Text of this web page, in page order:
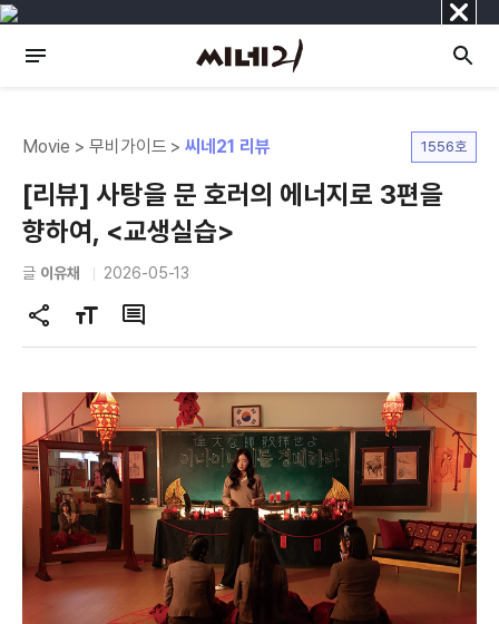
닫
기
Movie > 무비가이드 >씨네21 리뷰 1556호
[리뷰] 사탕을 문 호러의 에너지로 3편을
향하여, <교생실습>
글 이유채 2026-05-13
공
유
기
글
자
기
변
경
댓
글